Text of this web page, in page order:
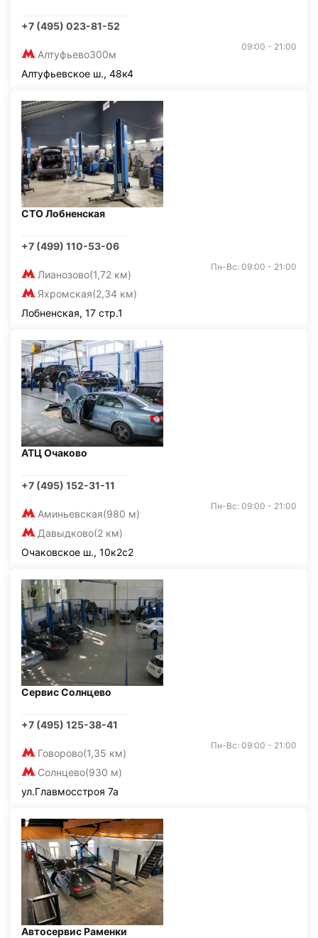
+7 (495) 023-81-52
Алтуфьево300м
09:00 - 21:00
Алтуфьевское ш., 48к4
СТО Лобненская
+7 (499) 110-53-06
Лианозово(1,72 км)
Яхромская(2,34 км)
Пн-Вс: 09:00 - 21:00
Лобненская, 17 стр.1
АТЦ Очаково
+7 (495) 152-31-11
Аминьевская(980 м)
Давыдково(2 км)
Пн-Вс: 09:00 - 21:00
Очаковское ш., 10к2с2
Сервис Солнцево
+7 (495) 125-38-41
Говорово(1,35 км)
Солнцево(930 м)
Пн-Вс: 09:00 - 21:00
ул.Главмосстроя 7а
Автосервис Раменки